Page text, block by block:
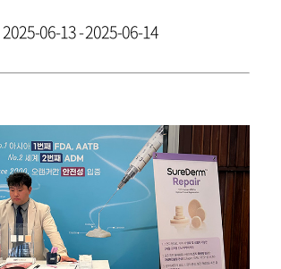
2025-06-13 - 2025-06-14